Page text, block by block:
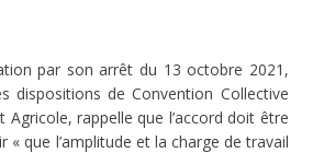
par son arrêt du 13 octobre 2021,
dispositions de Convention Collective
Agricole, rappelle que l’accord doit être
« que l’amplitude et la charge de travail